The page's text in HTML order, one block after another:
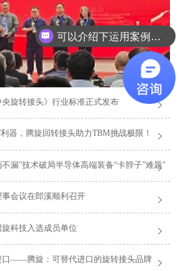
旋转接头》行业标准正式发布
器，腾旋回转接头助力TBM挑战极限！
漏"技术破局半导体高端装备“卡脖子”难题"
会议在郎溪顺利召开
科技入选成员单位
口——腾旋：可替代进口的旋转接头品牌